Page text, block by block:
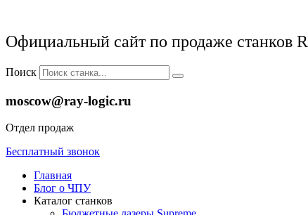
Официальный сайт по продаже станков
Поиск
moscow@ray-logic.ru
Отдел продаж
Бесплатный звонок
Главная
Блог о ЧПУ
Каталог станков